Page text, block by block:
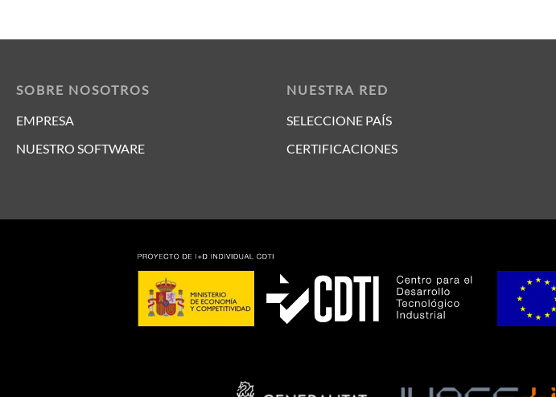
SOBRE NOSOTROS
EMPRESA
NUESTRO SOFTWARE
NUESTRA RED
SELECCIONE PAÍS
CERTIFICACIONES